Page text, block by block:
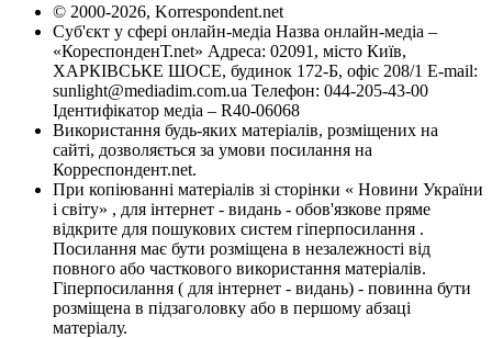
© 2000-2026, Korrespondent.net
Суб'єкт у сфері онлайн-медіа Назва онлайн-медіа –
«КореспонденТ.net» Адреса: 02091, місто Київ,
ХАРКІВСЬКЕ ШОСЕ, будинок 172-Б, офіс 208/1 E-mail:
sunlight@mediadim.com.ua Телефон: 044-205-43-00
Ідентифікатор медіа – R40-06068
Використання будь-яких матеріалів, розміщених на
сайті, дозволяється за умови посилання на
Корреспондент.net.
При копіюванні матеріалів зі сторінки « Новини України
і світу» , для інтернет - видань - обов'язкове пряме
відкрите для пошукових систем гіперпосилання .
Посилання має бути розміщена в незалежності від
повного або часткового використання матеріалів.
Гіперпосилання ( для інтернет - видань) - повинна бути
розміщена в підзаголовку або в першому абзаці
матеріалу.